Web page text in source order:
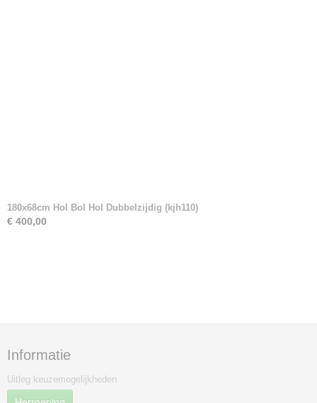
180x68cm Hol Bol Hol Dubbelzijdig (kjh110)
€ 400,00
Informatie
Uitleg keuzemogelijkheden